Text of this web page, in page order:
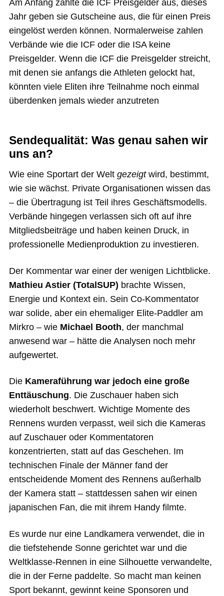
Am Anfang zahlte die ICF Preisgelder aus, dieses
Jahr geben sie Gutscheine aus, die für einen Preis
eingelöst werden können. Normalerweise zahlen
Verbände wie die ICF oder die ISA keine
Preisgelder. Wenn die ICF die Preisgelder streicht,
mit denen sie anfangs die Athleten gelockt hat,
könnten viele Eliten ihre Teilnahme noch einmal
überdenken jemals wieder anzutreten
Sendequalität: Was genau sahen wir
uns an?
Wie eine Sportart der Welt gezeigtwird, bestimmt,
wie sie wächst. Private Organisationen wissen das
– die Übertragung ist Teil ihres Geschäftsmodells.
Verbände hingegen verlassen sich oft auf ihre
Mitgliedsbeiträge und haben keinen Druck, in
professionelle Medienproduktion zu investieren.
Der Kommentar war einer der wenigen Lichtblicke.
Mathieu Astier (TotalSUP) brachte Wissen,
Energie und Kontext ein. Sein Co-Kommentator
war solide, aber ein ehemaliger Elite-Paddler am
Mirkro – wie Michael Booth, der manchmal
anwesend war – hätte die Analysen noch mehr
aufgewertet.
Die Kameraführung war jedoch eine große
Enttäuschung. Die Zuschauer haben sich
wiederholt beschwert. Wichtige Momente des
Rennens wurden verpasst, weil sich die Kameras
auf Zuschauer oder Kommentatoren
konzentrierten, statt auf das Geschehen. Im
technischen Finale der Männer fand der
entscheidende Moment des Rennens außerhalb
der Kamera statt – stattdessen sahen wir einen
japanischen Fan, die mit ihrem Handy filmte.
Es wurde nur eine Landkamera verwendet, die in
die tiefstehende Sonne gerichtet war und die
Weltklasse-Rennen in eine Silhouette verwandelte,
die in der Ferne paddelte. So macht man keinen
Sport bekannt, gewinnt keine Sponsoren und